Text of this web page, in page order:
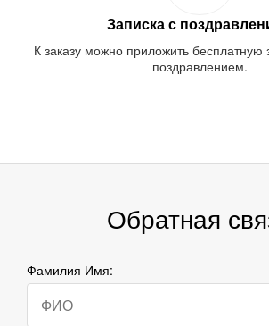
Записка с
К заказу можно приложить бесплатную
поздравлением.
Обратная
Фамилия Имя: